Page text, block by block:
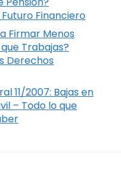
Financiero
Firmar Menos
Trabajas?
Derechos
11/2007: Bajas en
– Todo lo que